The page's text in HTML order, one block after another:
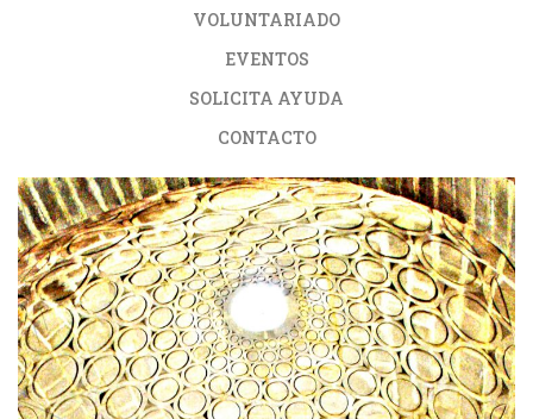
VOLUNTARIADO
EVENTOS
SOLICITA AYUDA
CONTACTO